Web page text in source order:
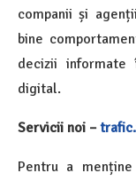
companii și
bine
decizii informate
digital.
Servicii noi –
Pentru a